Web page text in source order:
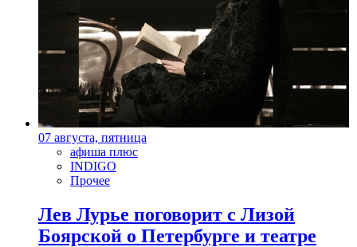
07 августа, пятница
афиша плюс
INDIGO
Прочее
Лев Лурье поговорит с Лизой
Боярской о Петербурге и театре